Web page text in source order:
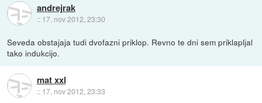
andrejrak
:: 17. nov 2012, 23:30
Seveda obstajaja tudi dvofazni priklop. Revno te dni sem priklapljal
tako indukcijo.
mat xxl
:: 17. nov 2012, 23:33